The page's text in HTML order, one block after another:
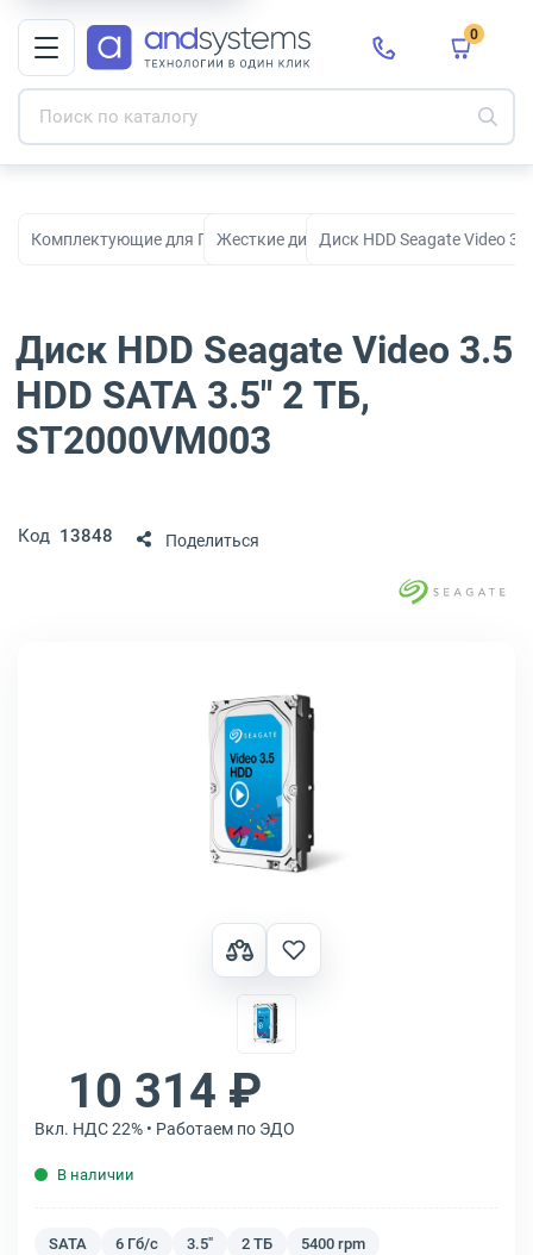
0
Комплектующие для ПК, сборки и модернизации
Жесткие диски HDDДиск HDD Seagate Video
Диск HDD Seagate Video 3.5
HDD SATA 3.5" 2 ТБ,
ST2000VM003
Код 13848 Поделиться
10 314 ₽
Вкл. НДС 22% • Работаем по ЭДО
В наличии
SATA 6 Гб/с 3.5" 2 ТБ 5400 rpm